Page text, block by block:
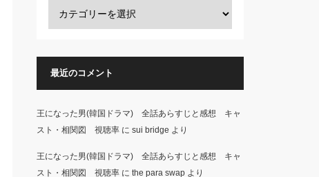
最近のコメント
王になった男(韓国ドラマ) 全話あらすじと感想 キャ
スト・相関図 視聴率に sui bridge より
王になった男(韓国ドラマ) 全話あらすじと感想 キャ
スト・相関図 視聴率に the para swapより